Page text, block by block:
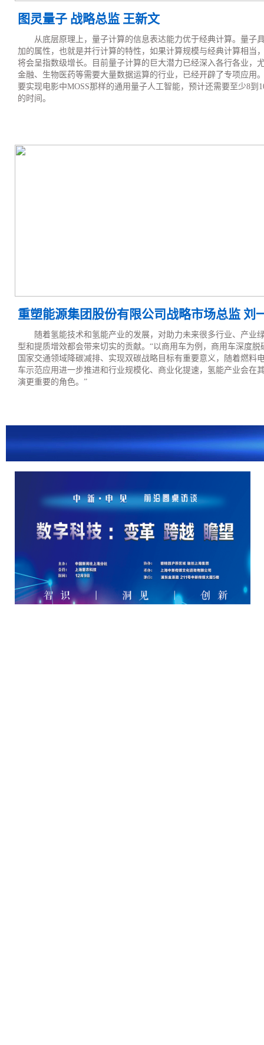
图灵量子 战略总监 王新文
从底层原理上，量子计算的信息表达能力优于经典计算。量子
加的属性，也就是并行计算的特性，如果计算规模与经典计算相当
将会呈指数级增长。目前量子计算的巨大潜力已经深入各行各业，
金融、生物医药等需要大量数据运算的行业，已经开辟了专项应用
要实现电影中MOSS那样的通用量子人工智能，预计还需要至少8到
的时间。
重塑能源集团股份有限公司战略市场总监 刘
随着氢能技术和氢能产业的发展，对助力未来很多行业、产业
型和提质增效都会带来切实的贡献。“以商用车为例，商用车深度脱
国家交通领域降碳减排、实现双碳战略目标有重要意义，随着燃料
车示范应用进一步推进和行业规模化、商业化提速，氢能产业会在
演更重要的角色。”